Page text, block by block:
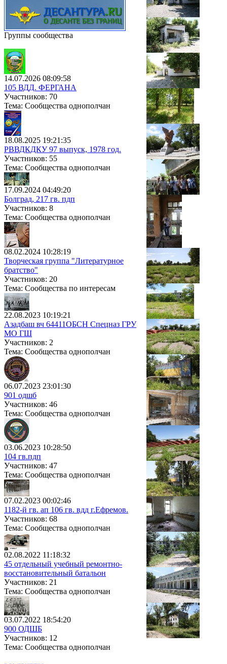
Группы сообщества
14.07.2026 08:09:58
105 ВДД. ФЕРГАНА
Участников: 70
Тема: Сообщества однополчан
18.08.2025 19:21:35
РВВДКДКУ 97 выпуск, 1978 год.
Участников: 55
Тема: Сообщества однополчан
17.09.2024 04:49:20
Болград, 217 гв. пдп
Участников: 8
Тема: Сообщества однополчан
08.02.2024 10:28:19
Творческая группа "Литературное
братство"
Участников: 20
Тема: Сообщества по интересам
22.08.2023 10:19:21
Азадбаш вч 64411ОБСН Спецназ ГРУ
МО ГШ
Участников: 2
Тема: Сообщества однополчан
06.07.2023 23:01:30
901 одшб
Участников: 46
Тема: Сообщества однополчан
03.06.2023 10:28:50
104 гв.пдп
Участников: 47
Тема: Сообщества однополчан
07.02.2023 00:02:46
1182-й гв. ап 106 гв. вдд г.Ефремов.
Участников: 68
Тема: Сообщества однополчан
02.08.2022 11:18:32
45 отдельный учебный ремонтно-
восстановительный батальон
Участников: 21
Тема: Сообщества однополчан
03.07.2022 18:54:20
900 ОДШБ
Участников: 12
Тема: Сообщества однополчан